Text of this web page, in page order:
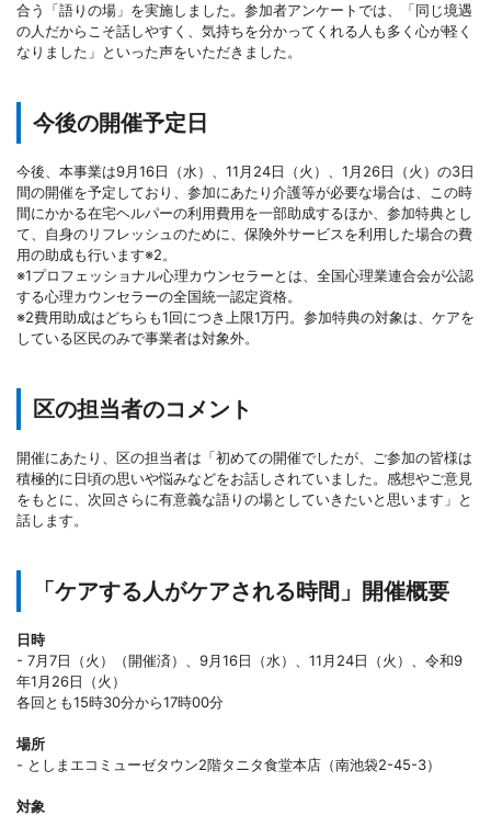
合う「語りの場」を実施しました。参加者アンケートでは、「同じ境遇
の人だからこそ話しやすく、気持ちを分かってくれる人も多く心が軽く
なりました」といった声をいただきました。
今後の開催予定日
今後、本事業は9月16日（水）、11月24日（火）、1月26日（火）の3日
間の開催を予定しており、参加にあたり介護等が必要な場合は、この時
間にかかる在宅ヘルパーの利用費用を一部助成するほか、参加特典とし
て、自身のリフレッシュのために、保険外サービスを利用した場合の費
用の助成も行います※2。
※1プロフェッショナル心理カウンセラーとは、全国心理業連合会が公認
する心理カウンセラーの全国統一認定資格。
※2費用助成はどちらも1回につき上限1万円。参加特典の対象は、ケアを
している区民のみで事業者は対象外。
区の担当者のコメント
開催にあたり、区の担当者は「初めての開催でしたが、ご参加の皆様は
積極的に日頃の思いや悩みなどをお話しされていました。感想やご意見
をもとに、次回さらに有意義な語りの場としていきたいと思います」と
話します。
「ケアする人がケアされる時間」開催概要
日時
- 7月7日（火）（開催済）、9月16日（水）、11月24日（火）、令和9
年1月26日（火）
各回とも15時30分から17時00分
場所
- としまエコミューゼタウン2階タニタ食堂本店（南池袋2-45-3）
対象